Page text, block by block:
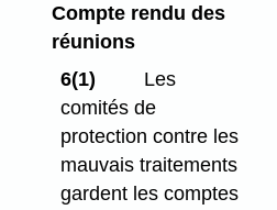
Compte rendu des
réunions
6(1)
Les
comités de
protection contre les
mauvais traitements
gardent les comptes